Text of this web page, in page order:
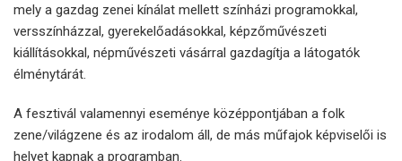
mely a gazdag zenei kínálat mellett színházi programokkal,
versszínházzal, gyerekelőadásokkal, képzőművészeti
kiállításokkal, népművészeti vásárral gazdagítja a látogatók
élménytárát.
A fesztivál valamennyi eseménye középpontjában a folk
zene/világzene és az irodalom áll, de más műfajok képviselői is
helyet kapnak a programban.